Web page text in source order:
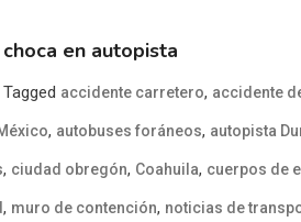
en autopista
Tagged accidente carretero, accidente
, autobuses foráneos, autopista
, ciudad obregón, Coahuila, cuerpos de
, muro de contención, noticias de